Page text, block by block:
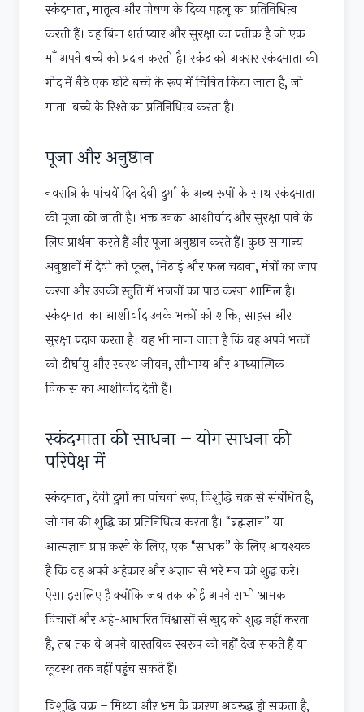
स्कंदमाता, मातृत्व और पोषण के दिव्य पहलू का प्रतिनिधित्व
करती हैं। वह बिना शर्त प्यार और सुरक्षा का प्रतीक है जो एक
माँ अपने बच्चे को प्रदान करती है। स्कंद को अक्सर स्कंदमाता की
गोद में बैठे एक छोटे बच्चे के रूप में चित्रित किया जाता है, जो
माता-बच्चे के रिश्ते का प्रतिनिधित्व करता है।
पूजा और अनुष्ठान
नवरात्रि के पांचवें दिन देवी दुर्गा के अन्य रूपों के साथ स्कंदमाता
की पूजा की जाती है। भक्त उनका आशीर्वाद और सुरक्षा पाने के
लिए प्रार्थना करते हैं और पूजा अनुष्ठान करते हैं। कुछ सामान्य
अनुष्ठानों में देवी को फूल, मिठाई और फल चढ़ाना, मंत्रों का जाप
करना और उनकी स्तुति में भजनों का पाठ करना शामिल है।
स्कंदमाता का आशीर्वाद उनके भक्तों को शक्ति, साहस और
सुरक्षा प्रदान करता है। यह भी माना जाता है कि वह अपने भक्तों
को दीर्घायु और स्वस्थ जीवन, सौभाग्य और आध्यात्मिक
विकास का आशीर्वाद देती हैं।
स्कंदमाता की साधना – योग साधना की
परिपेक्ष में
स्कंदमाता, देवी दुर्गा का पांचवां रूप, विशुद्धि चक्र से संबंधित है,
जो मन की शुद्धि का प्रतिनिधित्व करता है। “ब्रह्मज्ञान” या
आत्मज्ञान प्राप्त करने के लिए, एक “साधक” के लिए आवश्यक
है कि वह अपने अहंकार और अज्ञान से भरे मन को शुद्ध करे।
ऐसा इसलिए है क्योंकि जब तक कोई अपने सभी भ्रामक
विचारों और अहं-आधारित विश्वासों से खुद को शुद्ध नहीं करता
है, तब तक वे अपने वास्तविक स्वरूप को नहीं देख सकते हैं या
कूटस्थ तक नहीं पहुंच सकते हैं।
विशुद्धि चक्र – मिथ्या और भ्रम के कारण अवरुद्ध हो सकता है,